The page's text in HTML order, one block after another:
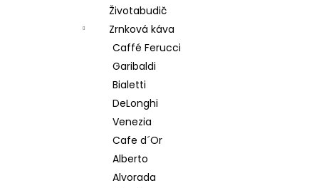
Životabudič
Zrnková káva
Caffé Ferucci
Garibaldi
Bialetti
DeLonghi
Venezia
Cafe d´Or
Alberto
Alvorada
MOKATE 2IN1 XXL 24 KS
133 Kč